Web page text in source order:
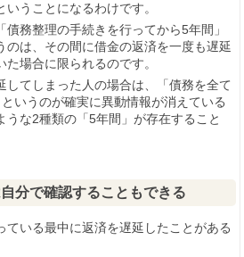
うことになるわけです。
務整理の手続きを行ってから5年間」
のは、その間に借金の返済を一度も遅延
場合に限られるのです。
してしまった人の場合は、「債務を全て
いうのが確実に異動情報が消えている
うな2種類の「5年間」が存在すること
分で確認することもできる
ている最中に返済を遅延したことがある